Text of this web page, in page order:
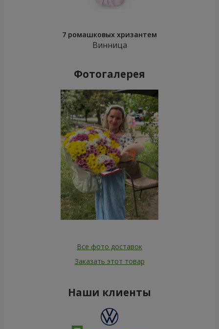
7 ромашковых хризантем
Винница
Фотогалерея
Все фото доставок
Заказать этот товар
Наши клиенты